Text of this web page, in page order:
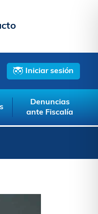
Iniciar sesión
Denuncias
ante Fiscalía